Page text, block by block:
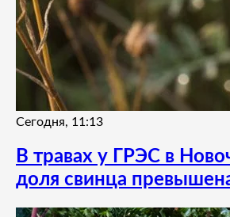
Сегодня, 11:13
В травах у ГРЭС в
доля свинца